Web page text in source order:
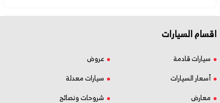
اقسام السيارات
سيارات قادمة
عروض
أسعار السيارات
سيارات معدلة
معارض
شروحات ونصائح